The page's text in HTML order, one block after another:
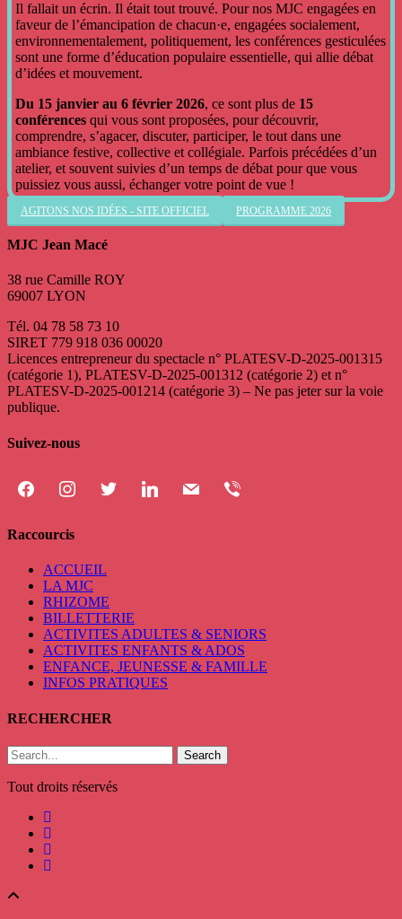
Il fallait un écrin. Il était tout trouvé. Pour nos MJC engagées en
faveur de l’émancipation de chacun·e, engagées socialement,
environnementalement, politiquement, les conférences gesticulées
sont une forme d’éducation populaire essentielle, qui allie débat
d’idées et mouvement.
Du 15 janvier au 6 février 2026, ce sont plus de 15
conférences qui vous sont proposées, pour découvrir,
comprendre, s’agacer, discuter, participer, le tout dans une
ambiance festive, collective et collégiale. Parfois précédées d’un
atelier, et souvent suivies d’un temps de débat pour que vous
puissiez vous aussi, échanger votre point de vue !
AGITONS NOS IDÉES - SITE OFFICIEL PROGRAMME 2026
MJC Jean Macé
38 rue Camille ROY
69007 LYON
Tél. 04 78 58 73 10
SIRET 779 918 036 00020
Licences entrepreneur du spectacle n° PLATESV-D-2025-001315
(catégorie 1), PLATESV-D-2025-001312 (catégorie 2) et n°
PLATESV-D-2025-001214 (catégorie 3) – Ne pas jeter sur la voie
publique.
Suivez-nous
facebookinstagramtwitter linkedin mail viber
Raccourcis
ACCUEIL
LA MJC
RHIZOME
BILLETTERIE
ACTIVITES ADULTES & SENIORS
ACTIVITES ENFANTS & ADOS
ENFANCE, JEUNESSE & FAMILLE
INFOS PRATIQUES
RECHERCHER
Search
Tout droits réservés